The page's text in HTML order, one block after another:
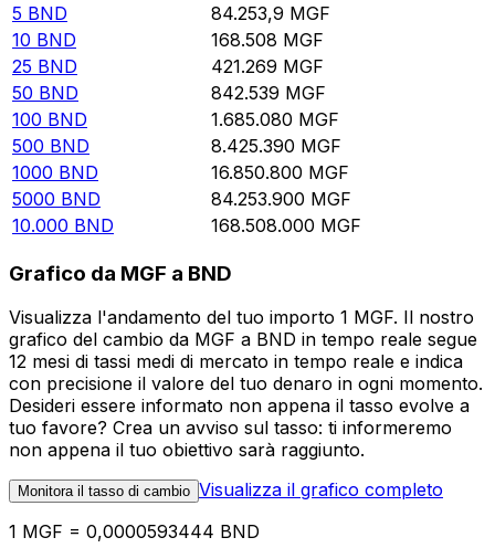
5 BND 84.253,9 MGF
10 BND 168.508 MGF
25 BND 421.269 MGF
50 BND 842.539 MGF
100 BND 1.685.080 MGF
500 BND 8.425.390 MGF
1000 BND 16.850.800 MGF
5000 BND 84.253.900 MGF
10.000 BND 168.508.000 MGF
Grafico da MGF a BND
Visualizza l'andamento del tuo importo 1 MGF. Il nostro
grafico del cambio da MGF a BND in tempo reale segue
12 mesi di tassi medi di mercato in tempo reale e indica
con precisione il valore del tuo denaro in ogni momento.
Desideri essere informato non appena il tasso evolve a
tuo favore? Crea un avviso sul tasso: ti informeremo
non appena il tuo obiettivo sarà raggiunto.
Monitora il tasso di cambio Visualizza il grafico completo
1 MGF = 0,0000593444 BND